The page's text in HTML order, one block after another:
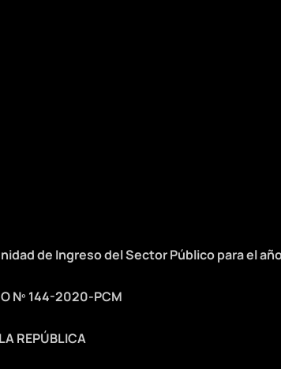
de Ingreso del Sector Público para el
Nº 144-2020-PCM
REPÚBLICA